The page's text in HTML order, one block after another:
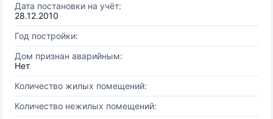
Дата постановки на учёт:
28.12.2010
Год постройки:
Дом признан аварийным:
Нет
Количество жилых помещений:
Количество нежилых помещений: